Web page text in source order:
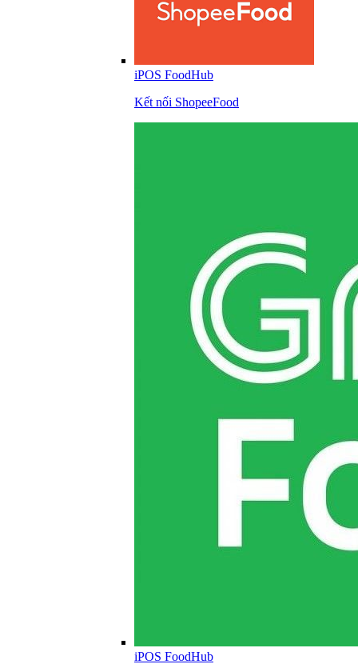
iPOS FoodHub
Kết nối ShopeeFood
iPOS FoodHub